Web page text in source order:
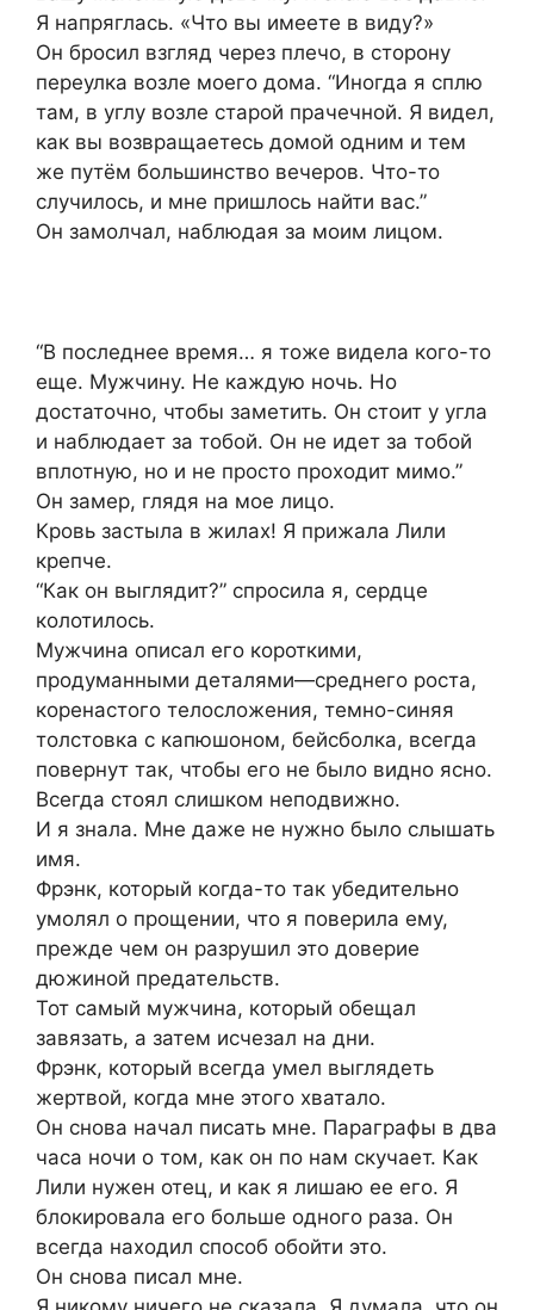
Я напряглась. «Что вы имеете в виду?»
Он бросил взгляд через плечо, в сторону
переулка возле моего дома. “Иногда я сплю
там, в углу возле старой прачечной. Я видел,
как вы возвращаетесь домой одним и тем
же путём большинство вечеров. Что-то
случилось, и мне пришлось найти вас.”
Он замолчал, наблюдая за моим лицом.
“В последнее время… я тоже видела кого-то
еще. Мужчину. Не каждую ночь. Но
достаточно, чтобы заметить. Он стоит у угла
и наблюдает за тобой. Он не идет за тобой
вплотную, но и не просто проходит мимо.”
Он замер, глядя на мое лицо.
Кровь застыла в жилах! Я прижала Лили
крепче.
“Как он выглядит?” спросила я, сердце
колотилось.
Мужчина описал его короткими,
продуманными деталями—среднего роста,
коренастого телосложения, темно-синяя
толстовка с капюшоном, бейсболка, всегда
повернут так, чтобы его не было видно ясно.
Всегда стоял слишком неподвижно.
И я знала. Мне даже не нужно было слышать
имя.
Фрэнк, который когда-то так убедительно
умолял о прощении, что я поверила ему,
прежде чем он разрушил это доверие
дюжиной предательств.
Тот самый мужчина, который обещал
завязать, а затем исчезал на дни.
Фрэнк, который всегда умел выглядеть
жертвой, когда мне этого хватало.
Он снова начал писать мне. Параграфы в два
часа ночи о том, как он по нам скучает. Как
Лили нужен отец, и как я лишаю ее его. Я
блокировала его больше одного раза. Он
всегда находил способ обойти это.
Он снова писал мне.